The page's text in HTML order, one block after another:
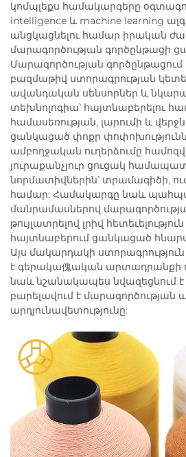
կոմպլեքս համակարգերը
intelligence և machine learning
անցկացնելու համար իրական
մարագործության գործընթացի
Մարագործության
բազմաթիվ ստորագրության
ավանդական սենսորներ և
տեխնոլոգիա՝ հայտնաբերելու
համասեռության, լարումի և
ցանկացած փոքր
ամբողջական ուղերձումը
յուրաքանչյուր ցուցակ
նորմատիվներին՝ տրամագիծի,
համար: Համակարգը նաև
մանրամասներով
թույլատրելով լրիվ
հայտնաբերում ցանկացած
Այս մակարդակի
է գերակա傀ական արտադրանքի
նաև նշանակապես նվազեցնում է
բարելավում է մարագործության
արդյունավետությունը: